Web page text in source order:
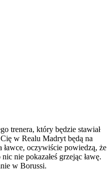
trenera, który będzie stawiał
w Realu Madryt będą na
ławce, oczywiście powiedzą, że
nie pokazałeś grzejąc ławę.
w Borussi.